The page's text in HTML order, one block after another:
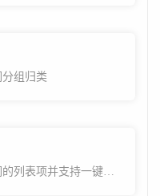
组归类
查找出所有包含关键词的列表项并支持一键复制